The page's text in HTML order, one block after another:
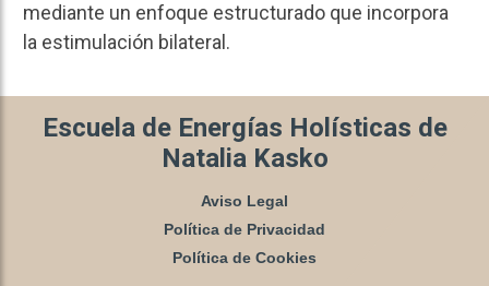
mediante un enfoque estructurado que incorpora
la estimulación bilateral.
Escuela de Energías Holísticas de
Natalia Kasko
Aviso Legal
Política de Privacidad
Política de Cookies